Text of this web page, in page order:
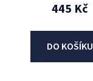
445 Kč
DO KOŠÍKU